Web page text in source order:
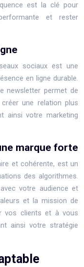
est la clé pour
et rester
sociaux est une
en ligne durable.
newsletter permet de
une relation plus
ainsi votre marketing
marque forte
et cohérente, est un
des algorithmes.
votre audience et
et la mission de
vos clients et à vous
ainsi votre stratégie